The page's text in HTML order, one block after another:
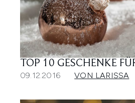
TOP 10 GESCHENKE
09.12.2016 VON LARISSA